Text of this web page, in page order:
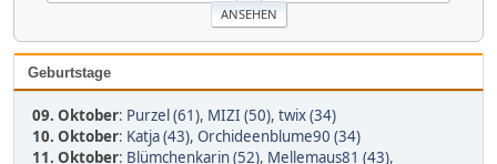
Geburtstage
09. Oktober: Purzel (61), MIZI (50), twix (34)
10. Oktober: Katja (43), Orchideenblume90 (34)
11. Oktober: Blümchenkarin (52), Mellemaus81 (43),